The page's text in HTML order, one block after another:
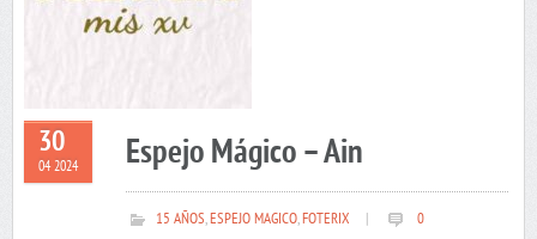
30
04 2024 Espejo Mágico – Ain
15 AÑOS,ESPEJO MAGICO,FOTERIX 0